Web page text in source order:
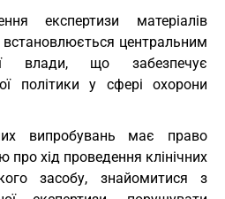
експертизи матеріалів
встановлюється центральним
влади, що забезпечує
політики у сфері охорони
випробувань має право
про хід проведення клінічних
засобу, знайомитися з